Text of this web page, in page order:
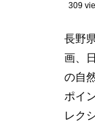
309
長野
画、
の自
ポイ
レク